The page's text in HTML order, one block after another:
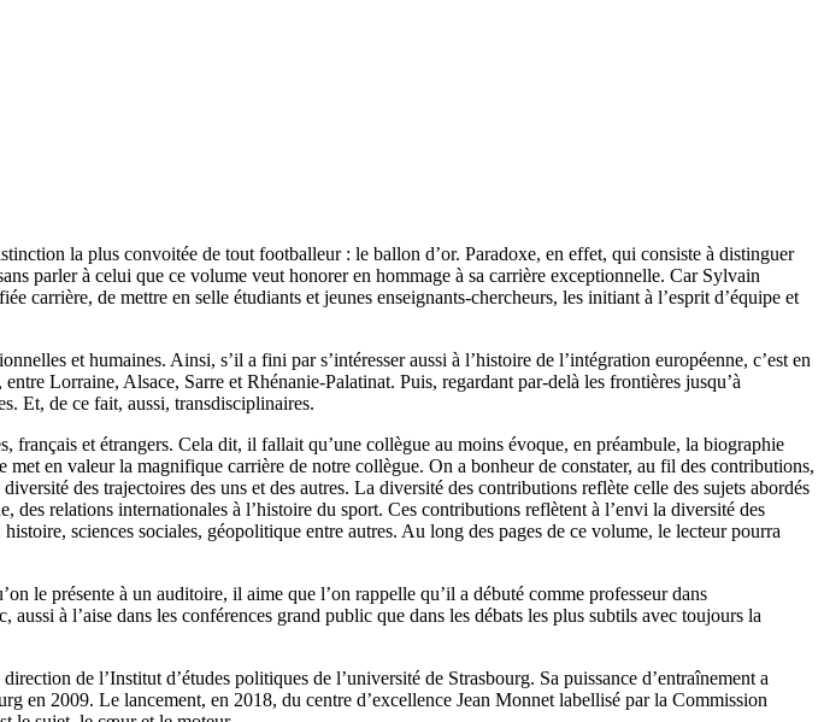
la plus convoitée de tout footballeur : le ballon d’or. Paradoxe, en effet, qui consiste à distinguer
parler à celui que ce volume veut honorer en hommage à sa carrière exceptionnelle. Car Sylvain
carrière, de mettre en selle étudiants et jeunes enseignants-chercheurs, les initiant à l’esprit d’équipe et
et humaines. Ainsi, s’il a fini par s’intéresser aussi à l’histoire de l’intégration européenne, c’est en
Lorraine, Alsace, Sarre et Rhénanie-Palatinat. Puis, regardant par-delà les frontières jusqu’à
Et, de ce fait, aussi, transdisciplinaires.
français et étrangers. Cela dit, il fallait qu’une collègue au moins évoque, en préambule, la biographie
en valeur la magnifique carrière de notre collègue. On a bonheur de constater, au fil des contributions,
des trajectoires des uns et des autres. La diversité des contributions reflète celle des sujets abordés
relations internationales à l’histoire du sport. Ces contributions reflètent à l’envi la diversité des
sciences sociales, géopolitique entre autres. Au long des pages de ce volume, le lecteur pourra
le présente à un auditoire, il aime que l’on rappelle qu’il a débuté comme professeur dans
à l’aise dans les conférences grand public que dans les débats les plus subtils avec toujours la
de l’Institut d’études politiques de l’université de Strasbourg. Sa puissance d’entraînement a
en 2009. Le lancement, en 2018, du centre d’excellence Jean Monnet labellisé par la Commission